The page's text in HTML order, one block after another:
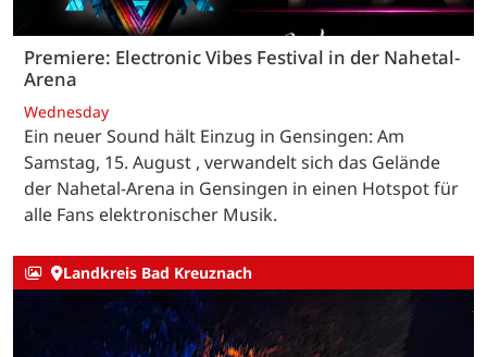
Premiere: Electronic Vibes Festival in der Nahetal-
Arena
Wednesday
Ein neuer Sound hält Einzug in Gensingen: Am
Samstag, 15. August , verwandelt sich das Gelände
der Nahetal-Arena in Gensingen in einen Hotspot für
alle Fans elektronischer Musik.
Landkreis Bad Kreuznach